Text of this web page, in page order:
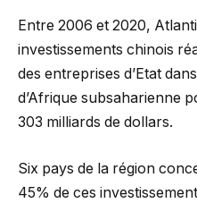
Entre 2006 et 2020,
investissements chinois
des entreprises d’Etat
d’Afrique subsaharienne
303 milliards de dollars.
Six pays de la région
45% de ces